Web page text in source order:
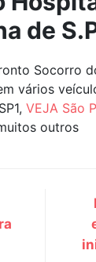
de
Socorro
vários
VEJA São
outros